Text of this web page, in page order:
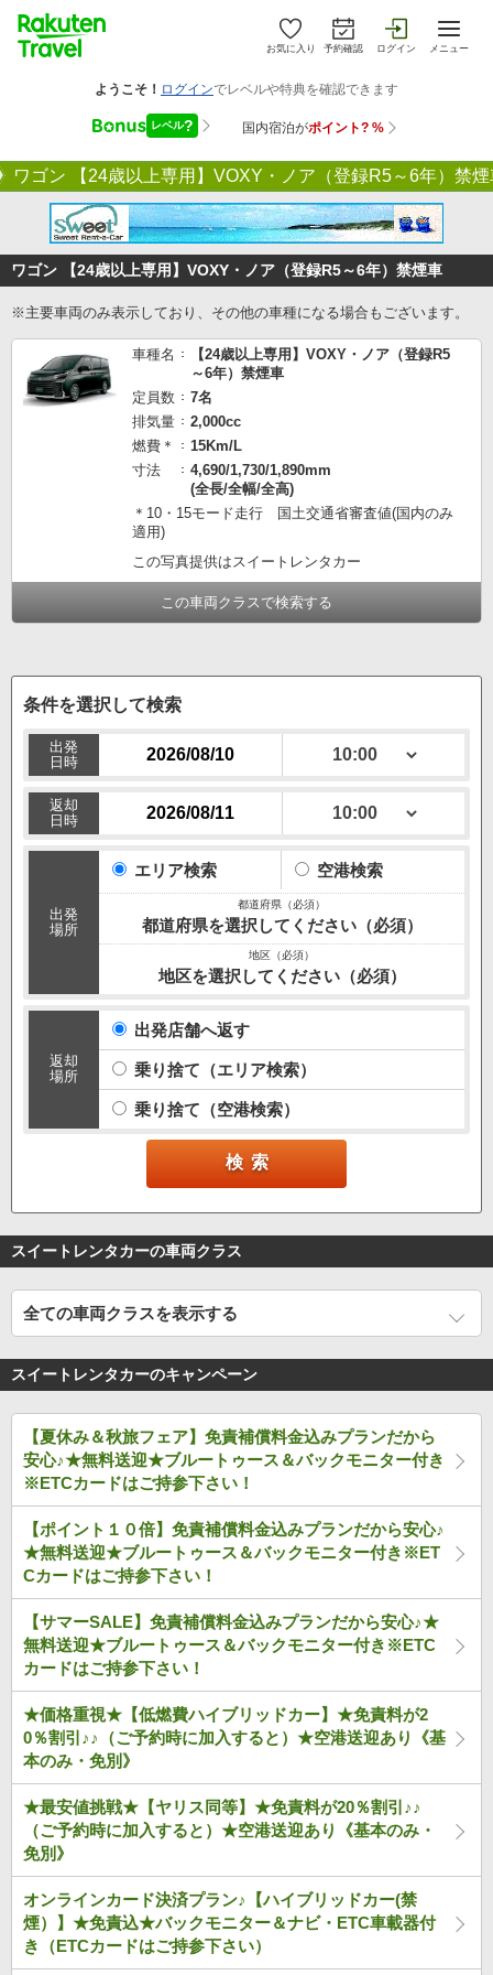
お気に入り 予約確認 ログイン メニュー
ワゴン 【24歳以上専用】VOXY・ノア（登録R5～6年）禁煙
ワゴン 【24歳以上専用】VOXY・ノア（登録R5～6年）禁煙車
※主要車両のみ表示しており、その他の車種になる場合もございます。
車種名
【24歳以上専用】VOXY・ノア（登録R5
～6年）禁煙車
定員数
7名
排気量
2,000cc
燃費＊
15Km/L
寸法
4,690/1,730/1,890mm
(全長/全幅/全高)
＊10・15モード走行 国土交通省審査値(国内のみ
適用)
この写真提供はスイートレンタカー
この車両クラスで検索する
条件を選択して検索
出発
日時
返却
日時
出発
場所
エリア検索 空港検索
都道府県を選択してください（必須）
地区を選択してください（必須）
返却
場所
出発店舗へ返す
乗り捨て（エリア検索）
乗り捨て（空港検索）
スイートレンタカーの車両クラス
全ての車両クラスを表示する
スイートレンタカーのキャンペーン
【夏休み＆秋旅フェア】免責補償料金込みプランだから
安心♪★無料送迎★ブルートゥース＆バックモニター付き
※ETCカードはご持参下さい！
【ポイント１０倍】免責補償料金込みプランだから安心♪
★無料送迎★ブルートゥース＆バックモニター付き※ET
Cカードはご持参下さい！
【サマーSALE】免責補償料金込みプランだから安心♪★
無料送迎★ブルートゥース＆バックモニター付き※ETC
カードはご持参下さい！
★価格重視★【低燃費ハイブリッドカー】★免責料が2
0％割引♪♪（ご予約時に加入すると）★空港送迎あり《基
本のみ・免別》
★最安値挑戦★【ヤリス同等】★免責料が20％割引♪♪
（ご予約時に加入すると）★空港送迎あり《基本のみ・
免別》
オンラインカード決済プラン♪【ハイブリッドカー(禁
煙）】★免責込★バックモニター＆ナビ・ETC車載器付
き（ETCカードはご持参下さい）